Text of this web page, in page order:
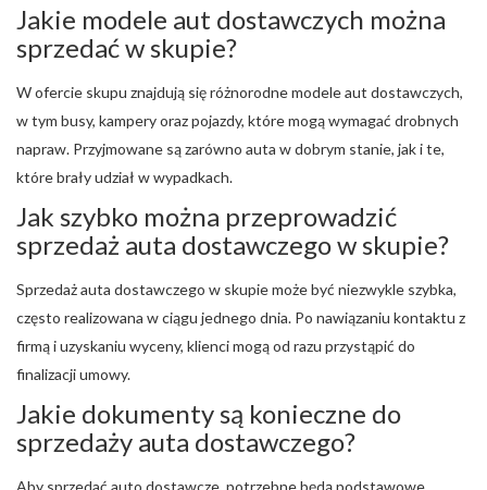
Jakie modele aut dostawczych można
sprzedać w skupie?
W ofercie skupu znajdują się różnorodne modele aut dostawczych,
w tym busy, kampery oraz pojazdy, które mogą wymagać drobnych
napraw. Przyjmowane są zarówno auta w dobrym stanie, jak i te,
które brały udział w wypadkach.
Jak szybko można przeprowadzić
sprzedaż auta dostawczego w skupie?
Sprzedaż auta dostawczego w skupie może być niezwykle szybka,
często realizowana w ciągu jednego dnia. Po nawiązaniu kontaktu z
firmą i uzyskaniu wyceny, klienci mogą od razu przystąpić do
finalizacji umowy.
Jakie dokumenty są konieczne do
sprzedaży auta dostawczego?
Aby sprzedać auto dostawcze, potrzebne będą podstawowe